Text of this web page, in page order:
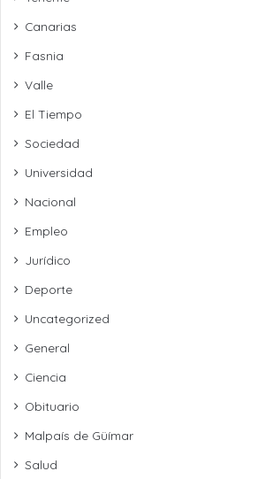
Canarias
Fasnia
Valle
El Tiempo
Sociedad
Universidad
Nacional
Empleo
Jurídico
Deporte
Uncategorized
General
Ciencia
Obituario
Malpaís de Güímar
Salud